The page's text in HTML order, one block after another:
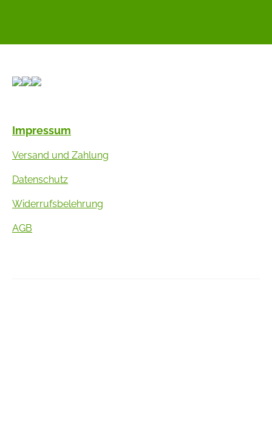
Impressum
Versand und Zahlung
Datenschutz
Widerrufsbelehrung
AGB